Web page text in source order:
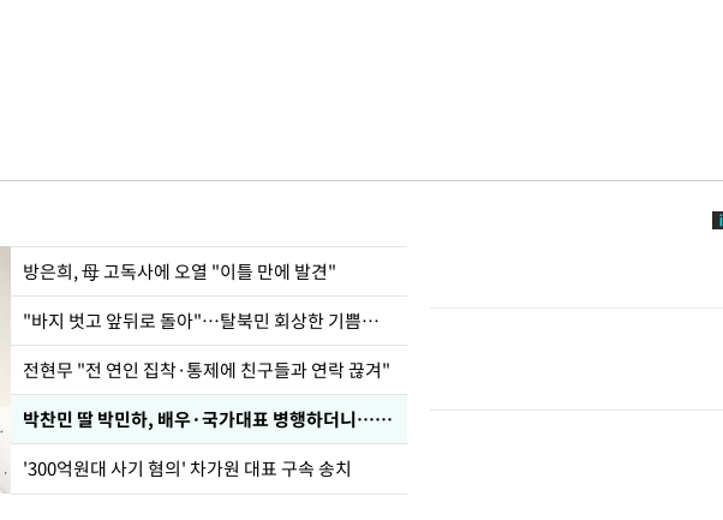
방은희, 母 고독사에 오열 "이틀 만에 발견"
"바지 벗고 앞뒤로 돌아"…탈북민 회상한 기쁨조 검사
전현무 "전 연인 집착·통제에 친구들과 연락 끊겨"
박찬민 딸 박민하, 배우·국가대표 병행하더니…근황이
'300억원대 사기 혐의' 차가원 대표 구속 송치